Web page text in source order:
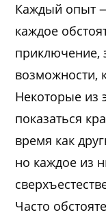
Каждый опыт
каждое
приключение,
возможности,
Некоторые из
показаться
время как
но каждое из
Часто